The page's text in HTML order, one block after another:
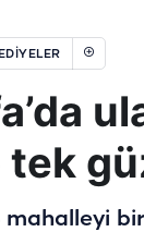
tek
mahalleyi